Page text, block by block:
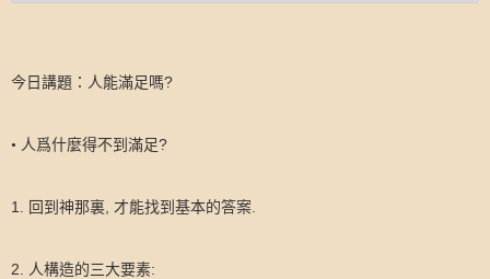
今日講題：人能滿足嗎?
• 人爲什麼得不到滿足?
1. 回到神那裏 才能找到基本的答案
2. 人構造的三大要素: